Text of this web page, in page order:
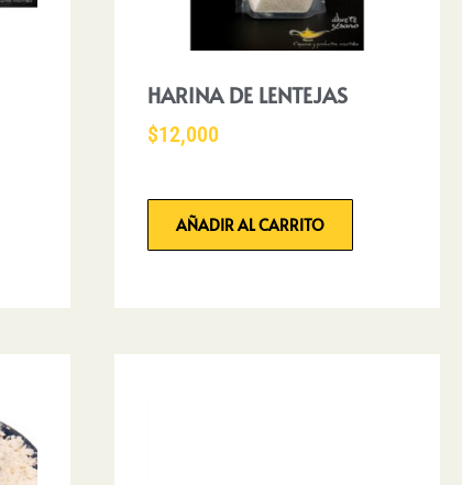
HARINA DE LENTEJAS
$12,000
AÑADIR AL CARRITO